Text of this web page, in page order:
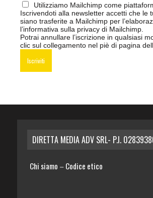
Utilizziamo Mailchimp come
Iscrivendoti alla newsletter accetti che le
siano trasferite a Mailchimp per
l’informativa sulla privacy di Mailchimp
Potrai annullare l’iscrizione in qualsiasi
clic sul collegamento nel piè di pagina
DIRETTA MEDIA ADV SRL- P.I.
Chi siamo – Codice etico